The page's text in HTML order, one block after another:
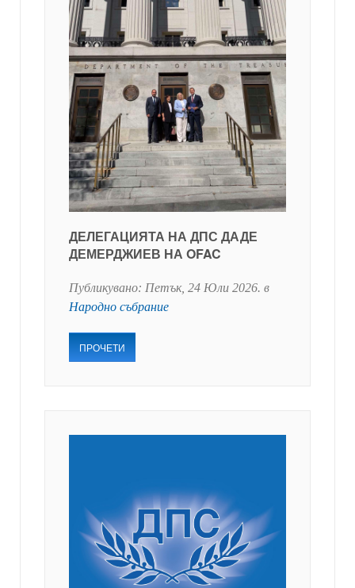
ДЕЛЕГАЦИЯТА НА ДПС ДАДЕ
ДЕМЕРДЖИЕВ НА OFAC
Публикувано: Петък, 24 Юли 2026. в
Народно събрание
ПРОЧЕТИ